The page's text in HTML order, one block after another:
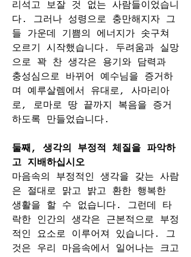
리석고 보잘 것 없는 사람들이었습니
다. 그러나 성령으로 충만해지자 그
들 가운데 기쁨의 에너지가 솟구쳐
오르기 시작했습니다. 두려움과 실망
으로 꽉 찬 생각은 용기와 담력과
충성심으로 바뀌어 예수님을 증거하
며 예루살렘에서 유대로, 사마리아
로, 로마로 땅 끝까지 복음을 증거
하도록 만들었습니다.
둘째, 생각의 부정적 체질을 파악하
고 지배하십시오
마음속의 부정적인 생각을 갖는 사람
은 절대로 맑고 밝고 환한 행복한
생활을 할 수 없습니다. 그런데 타
락한 인간의 생각은 근본적으로 부정
적인 요소로 이루어져 있습니다. 그
것은 우리 마음속에서 일어나는 크고